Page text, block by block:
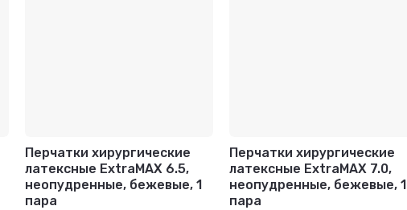
Перчатки хирургические
латексные ExtraMAX 6.5,
неопудренные, бежевые, 1
пара
Перчатки хирургические
латексные ExtraMAX 7.0,
неопудренные, бежевые, 1
пара